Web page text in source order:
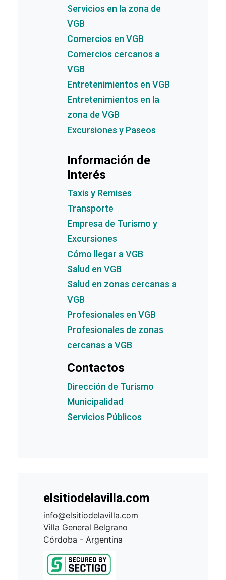
Servicios en la zona de
VGB
Comercios en VGB
Comercios cercanos a
VGB
Entretenimientos en VGB
Entretenimientos en la
zona de VGB
Excursiones y Paseos
Información de
Interés
Taxis y Remises
Transporte
Empresa de Turismo y
Excursiones
Cómo llegar a VGB
Salud en VGB
Salud en zonas cercanas a
VGB
Profesionales en VGB
Profesionales de zonas
cercanas a VGB
Contactos
Dirección de Turismo
Municipalidad
Servicios Públicos
elsitiodelavilla.com
info@elsitiodelavilla.com
Villa General Belgrano
Córdoba - Argentina